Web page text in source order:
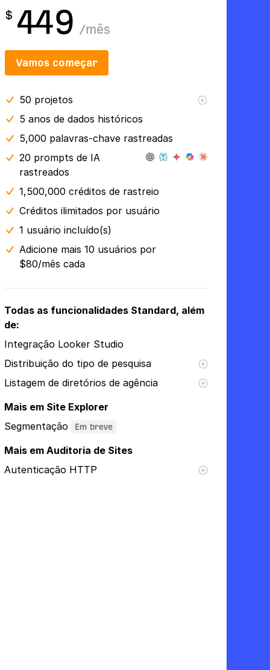
$ 449 /mês
Vamos começar
50 projetos
5 anos de dados históricos
5,000 palavras-chave rastreadas
20 prompts de IA
rastreados
1,500,000 créditos de rastreio
Créditos ilimitados por usuário
1 usuário incluído(s)
Adicione mais 10 usuários por
$80/mês cada
Todas as funcionalidades Standard, além
de:
Integração Looker Studio
Distribuição do tipo de pesquisa
Listagem de diretórios de agência
Mais em Site Explorer
Segmentação
Em breve
Mais em Auditoria de Sites
Autenticação HTTP